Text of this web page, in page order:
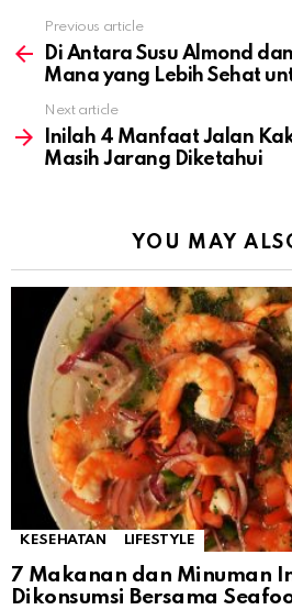
more
Previous article
Di Antara Susu Almond
Mana yang Lebih Sehat
Next article
Inilah 4 Manfaat Jalan
Masih Jarang Diketahui
YOU MAY
KESEHATAN LIFESTYLE
7 Makanan dan Minuman
Dikonsumsi Bersama